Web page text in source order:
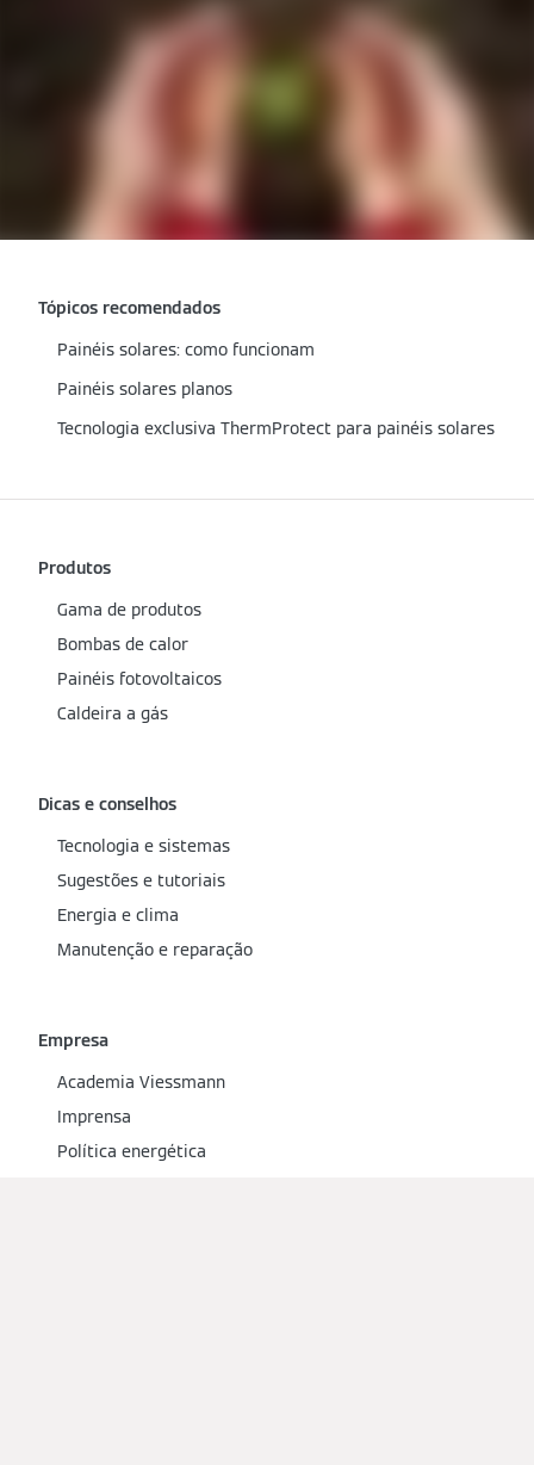
Tópicos recomendados
Painéis solares: como funcionam
Painéis solares planos
Tecnologia exclusiva ThermProtect para painéis solares
Produtos
Gama de produtos
Bombas de calor
Painéis fotovoltaicos
Caldeira a gás
Dicas e conselhos
Tecnologia e sistemas
Sugestões e tutoriais
Energia e clima
Manutenção e reparação
Empresa
Academia Viessmann
Imprensa
Política energética